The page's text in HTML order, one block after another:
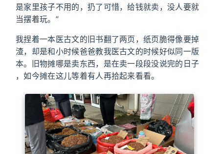
是家里孩子不用的，扔了可惜，给钱就卖，没人要就
当摆着玩。”
我捏着一本医古文的旧书翻了两页，纸页脆得像要掉
渣，却是和小时候爸爸教我医古文的时候好似同一版
本。旧物摊哪是卖东西，是在卖一段段没说完的日子
，如今摊在这儿等着有人再拾起来看看。